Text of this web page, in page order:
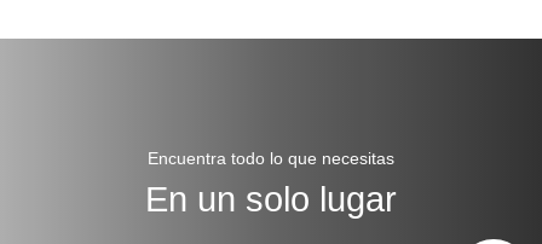
Encuentra todo lo que necesitas
En un solo lugar